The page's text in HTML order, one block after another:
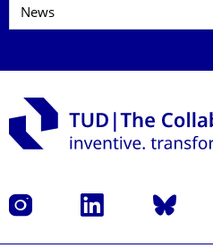
Instagram LinkedIn Bluesky